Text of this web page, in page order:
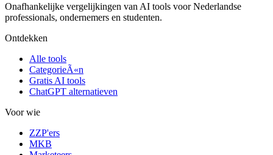
Onafhankelijke vergelijkingen van AI tools voor Nederlandse
professionals, ondernemers en studenten.
Ontdekken
Alle tools
CategorieÃ«n
Gratis AI tools
ChatGPT alternatieven
Voor wie
ZZP'ers
MKB